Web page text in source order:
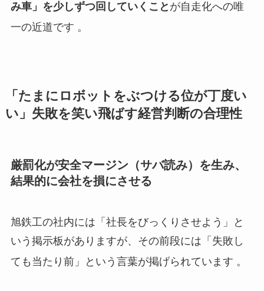
み車」を少しずつ回していくこと が自走化への唯
一の近道です 。
「たまにロボットをぶつける位が丁度い
い」失敗を笑い飛ばす経営判断の合理性
厳罰化が安全マージン（サバ読み）を生み、
結果的に会社を損にさせる
旭鉄工の社内には「社長をびっくりさせよう」と
いう掲示板がありますが、その前段には「失敗し
ても当たり前」という言葉が掲げられています 。